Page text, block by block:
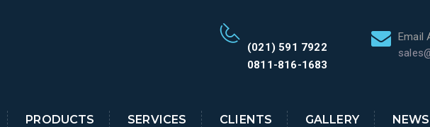
Email
(021) 591 7922
0811-816-1683
PRODUCTS SERVICES CLIENTS GALLERY NEWS